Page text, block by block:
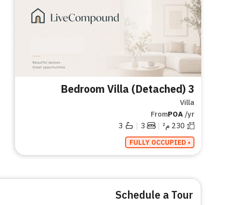
3 Bedroom Villa (Detached)
Villa
FromPOA /yr
230 م² |
3
|
3
• FULLY OCCUPIED
Schedule a Tour